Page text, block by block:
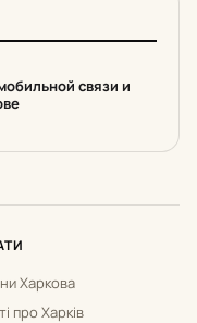
связи и
Харкова
про Харків